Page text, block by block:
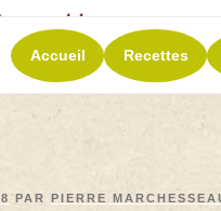
La
Accueil Recettes
PARPIERRE